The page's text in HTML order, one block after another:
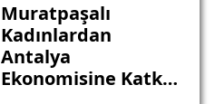
Muratpaşalı
Kadınlardan
Antalya
Ekonomisine Katkı: